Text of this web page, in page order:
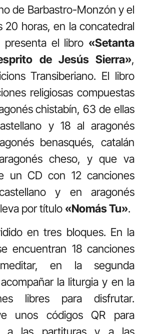
de Barbastro-Monzón y el
20 horas, en la concatedral
el libro «Setanta
de Jesús Sierra»,
Transiberiano. El libro
religiosas compuestas
chistabín, 63 de ellas
y 18 al aragonés
benasqués, catalán
cheso, y que va
un CD con 12 canciones
y en aragonés
por título «Nomás Tu».
en tres bloques. En la
encuentran 18 canciones
en la segunda
la liturgia y en la
libres para disfrutar.
unos códigos QR para